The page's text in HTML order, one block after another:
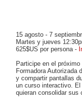
15 agosto - 7
Martes y jueves
625$US por persona -
Participe en el
Formadora Autorizada
y compartir pantallas
un curso interactivo.
quieran consolidar sus